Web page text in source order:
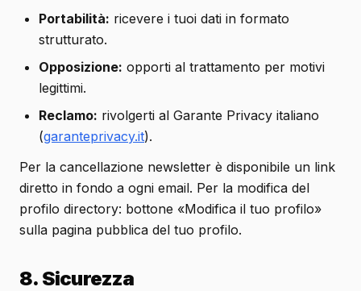
Portabilità: ricevere i tuoi dati in formato
strutturato.
Opposizione: opporti al trattamento per motivi
legittimi.
Reclamo: rivolgerti al Garante Privacy italiano
(garanteprivacy.it).
Per la cancellazione newsletter è disponibile un link
diretto in fondo a ogni email. Per la modifica del
profilo directory: bottone «Modifica il tuo profilo»
sulla pagina pubblica del tuo profilo.
8. Sicurezza